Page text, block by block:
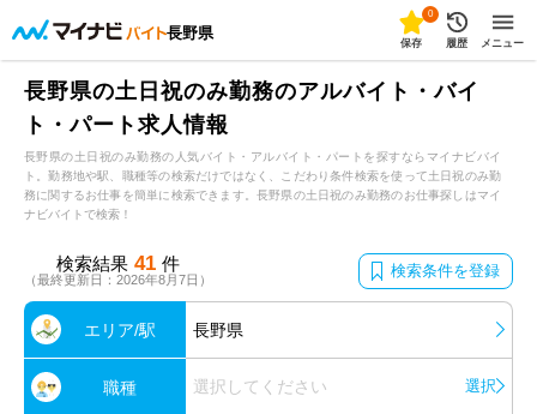
長野県
0
保存 履歴 メニュー
長野県の土日祝のみ勤務のアルバイト・バイ
ト・パート求人情報
長野県の土日祝のみ勤務の人気バイト・アルバイト・パートを探すならマイナビバイ
ト。勤務地や駅、職種等の検索だけではなく、こだわり条件検索を使って土日祝のみ勤
務に関するお仕事を簡単に検索できます。長野県の土日祝のみ勤務のお仕事探しはマイ
ナビバイトで検索！
検索結果 41 件
（最終更新日：2026年8月7日） 検索条件を登録
エリア/駅 長野県
職種 選択してください 選択